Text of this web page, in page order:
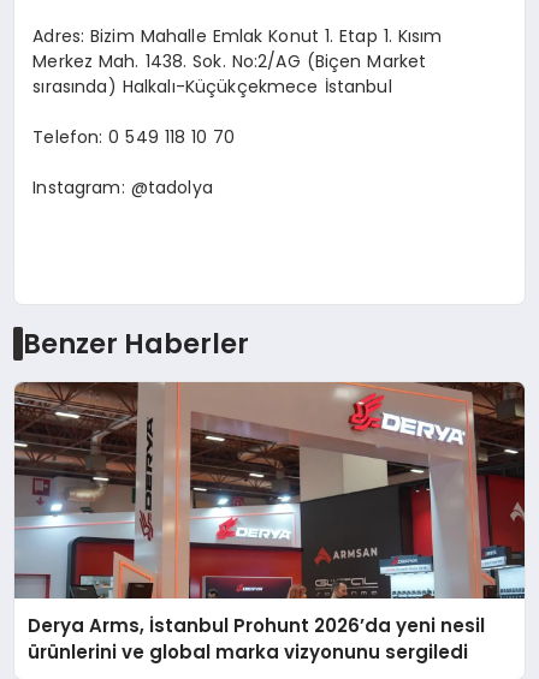
Adres: Bizim Mahalle Emlak Konut 1. Etap 1. Kısım
Merkez Mah. 1438. Sok. No:2/AG (Biçen Market
sırasında) Halkalı-Küçükçekmece İstanbul
Telefon: 0 549 118 10 70
Instagram: @tadolya
Benzer Haberler
Derya Arms, İstanbul Prohunt 2026’da yeni nesil
ürünlerini ve global marka vizyonunu sergiledi